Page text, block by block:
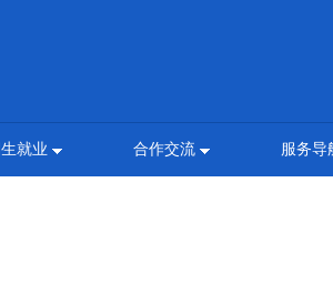
就业 合作交流 服务导